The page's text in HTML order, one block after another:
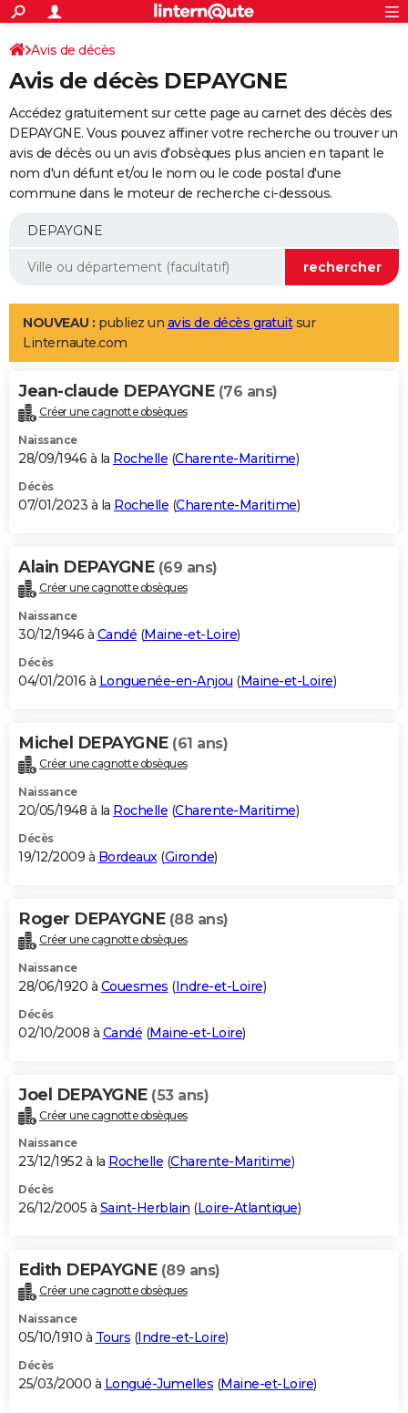
ACTUALITÉS
Politique
Société
Faits Divers
Education
Monde
Villes
+
SPORT
Coupe du monde 2026
Football
Tennis
Cyclisme
Rugby
Forum
Programme TV
TNT
Streaming
Cinéma
Sorties cinéma
Musique
+
FINANCE
Retraite
Epargne
Immobilier
Risques naturels par ville
Banque
Assurance
AUTO
Essais
Réserver un essai
Citadines
Berlines
SUV
Forum auto
+
Mobiles
Meilleur smartphone
Internet
Ordinateurs
Jeux vidéo
Guide high-tech
Aménagement intérieur
LIFESTYLE
Art de vivre
Bien-être
Loisirs
Mode
Modes de vie
Alimentation
Guide de la santé
Maladies
Médicaments
Sommeil
VOYAGE
Destinations
City break
Voyage nature
Voyage de noces
Forum
Climat
+PHOTO
GUIDES D'ACHAT
BONS PLANS
Carte de Noël
Carte Bonne année
Carte Saint-Valentin
Carte Pâques
Carte d'anniversaire
DICTIONNAIRE
Dictionnaire
Biographies
Citations
Expressions
Proverbes
PROGRAMME TV
S'inscrire
Se connecter
Lycées
Collèges
Primaires
Universités
Entreprises
Service militaire
Avis de recherche
AVIS DE DÉCÈS
Bricolage
Lifestyle
Culture
Sport
Auto
Television
Voyage
Cinema
Avis de décès
Avis de décès DEPAYGNE
Accédez gratuitement sur cette page au carnet des décès des
DEPAYGNE. Vous pouvez affiner votre recherche ou trouver un
avis de décès ou un avis d'obsèques plus ancien en tapant le
nom d'un défunt et/ou le nom ou le code postal d'une
commune dans le moteur de recherche ci-dessous.
NOUVEAU : publiez un avis de décès gratuitsur
Linternaute.com
Jean-claude DEPAYGNE (76 ans)
Créer une cagnotte obsèques
Naissance
28/09/1946 à la Rochelle (Charente-Maritime)
Décès
07/01/2023 à la Rochelle (Charente-Maritime)
Alain DEPAYGNE (69 ans)
Créer une cagnotte obsèques
Naissance
30/12/1946 à Candé (Maine-et-Loire)
Décès
04/01/2016 à Longuenée-en-Anjou (Maine-et-Loire)
Michel DEPAYGNE (61 ans)
Créer une cagnotte obsèques
Naissance
20/05/1948 à la Rochelle (Charente-Maritime)
Décès
19/12/2009 à Bordeaux(Gironde)
Roger DEPAYGNE (88 ans)
Créer une cagnotte obsèques
Naissance
28/06/1920 à Couesmes (Indre-et-Loire)
Décès
02/10/2008 à Candé (Maine-et-Loire)
Joel DEPAYGNE (53 ans)
Créer une cagnotte obsèques
Naissance
23/12/1952 à la Rochelle (Charente-Maritime)
Décès
26/12/2005 à Saint-Herblain (Loire-Atlantique)
Edith DEPAYGNE (89 ans)
Créer une cagnotte obsèques
Naissance
05/10/1910 à Tours (Indre-et-Loire)
Décès
25/03/2000 à Longué-Jumelles (Maine-et-Loire)